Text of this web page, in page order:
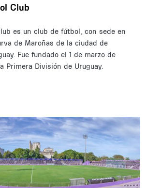
Club
es un club de fútbol, con sede en
de Maroñas de la ciudad de
Fue fundado el 1 de marzo de
Primera División de Uruguay.